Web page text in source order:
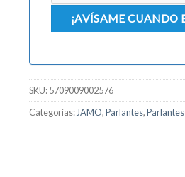
SKU:5709009002576
Categorías: JAMO,Parlantes,